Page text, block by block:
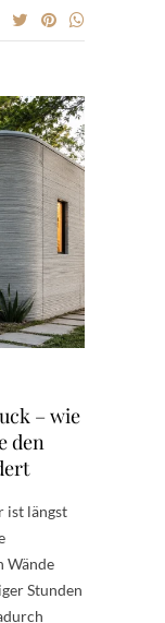
– wie
den
ist längst
Wände
Stunden